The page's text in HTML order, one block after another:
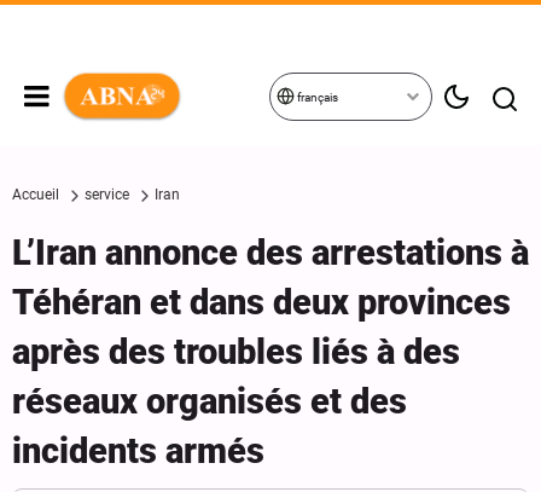
français
Accueil service Iran
L’Iran annonce des arrestations à
Téhéran et dans deux provinces
après des troubles liés à des
réseaux organisés et des
incidents armés